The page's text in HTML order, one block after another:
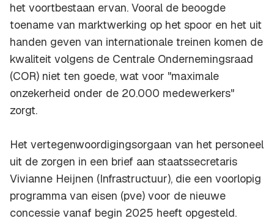
het voortbestaan ervan. Vooral de beoogde
toename van marktwerking op het spoor en het uit
handen geven van internationale treinen komen de
kwaliteit volgens de Centrale Ondernemingsraad
(COR) niet ten goede, wat voor "maximale
onzekerheid onder de 20.000 medewerkers"
zorgt.
Het vertegenwoordigingsorgaan van het personeel
uit de zorgen in een brief aan staatssecretaris
Vivianne Heijnen (Infrastructuur), die een voorlopig
programma van eisen (pve) voor de nieuwe
concessie vanaf begin 2025 heeft opgesteld.